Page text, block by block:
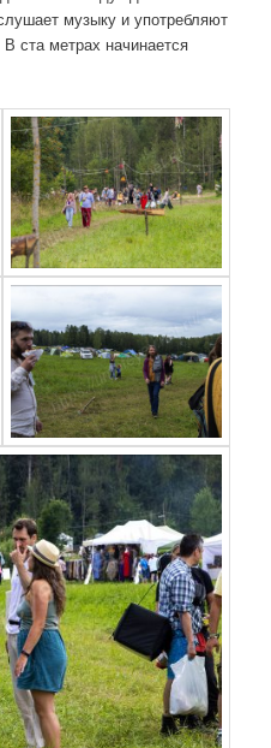
музыку и употребляют
ста метрах начинается